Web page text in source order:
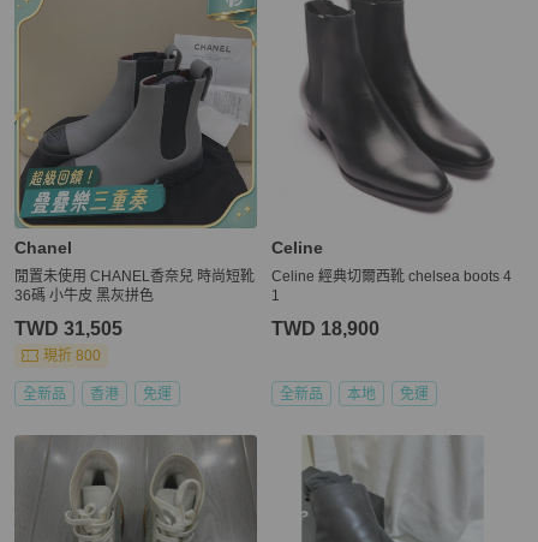
Chanel
閒置未使用 CHANEL香奈兒 時尚短靴
36碼 小牛皮 黑灰拼色
TWD 31,505
現折 800
全新品 香港 免運
Celine
Celine 經典切爾西靴 chelsea boots 4
1
TWD 18,900
全新品 本地 免運